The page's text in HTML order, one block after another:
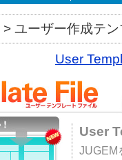
> ユーザー作成テ
User
User
JUGEM